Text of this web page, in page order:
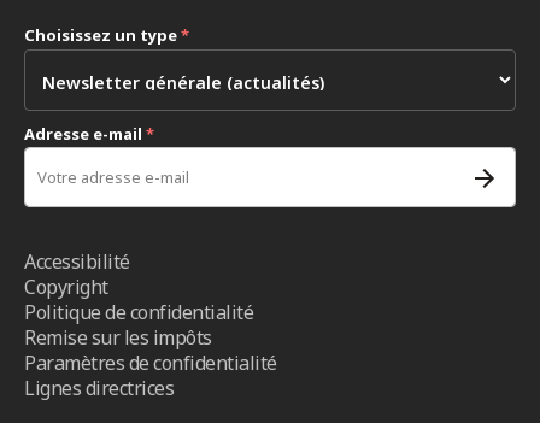
Choisissez un type*
Adresse e-mail *
Accessibilité
Copyright
Politique de confidentialité
Remise sur les impôts
Paramètres de confidentialité
Lignes directrices